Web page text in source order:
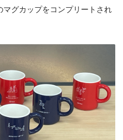
グカップをコンプリートされ